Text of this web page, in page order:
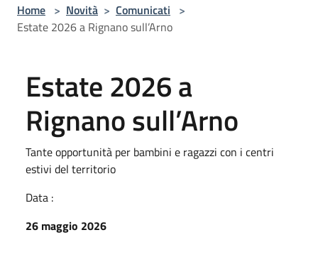
Home > Novità > Comunicati >
Estate 2026 a Rignano sull’Arno
Estate 2026 a
Rignano sull’Arno
Tante opportunità per bambini e ragazzi con i centri
estivi del territorio
Data :
26 maggio 2026